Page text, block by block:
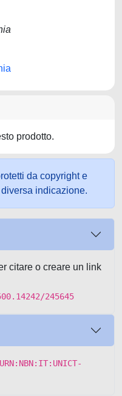
prodotto.
da copyright e
indicazione.
citare o creare un link
245645
URN:NBN:IT:UNICT-